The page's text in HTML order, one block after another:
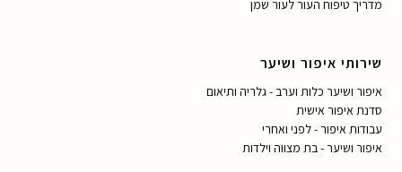
מדריך טיפוח העור לעור שמן
שירותי איפור ושיער
איפור ושיער כלות וערב - גלריה ותיאום
סדנת איפור אישית
עבודות איפור - לפני ואחרי
איפור ושיער - בת מצווה וילדות